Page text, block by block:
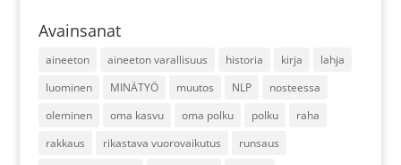
Avainsanat
aineeton aineeton varallisuus historia kirja
lahja
luominen
MINÄTYÖ muutos NLP
nosteessa
oleminen
oma kasvu oma polku polku
raha
rakkaus
rikastava vuorovaikutus
runsaus